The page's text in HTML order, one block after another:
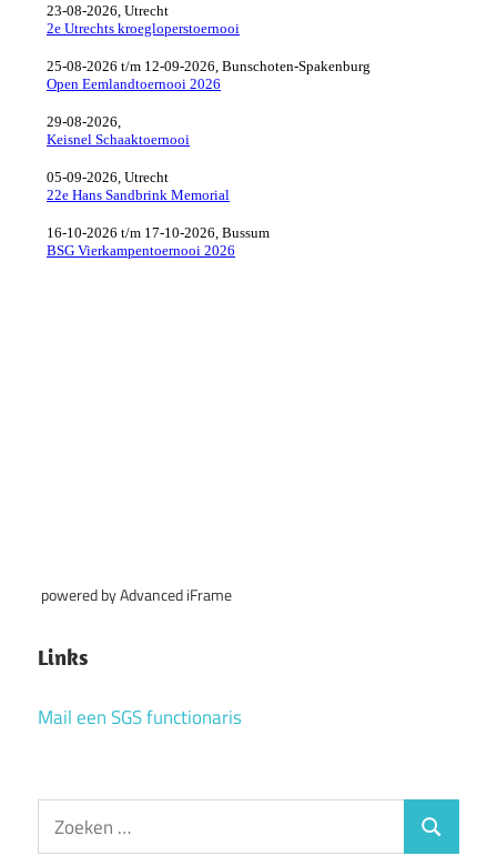
powered by Advanced iFrame
Links
Mail een SGS functionaris
Zoeken
naar:
Zoeken